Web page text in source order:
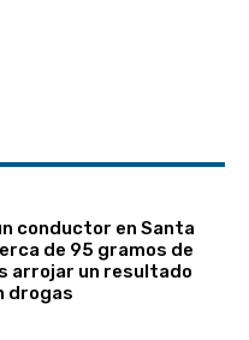
conductor en Santa
de 95 gramos de
arrojar un resultado
drogas